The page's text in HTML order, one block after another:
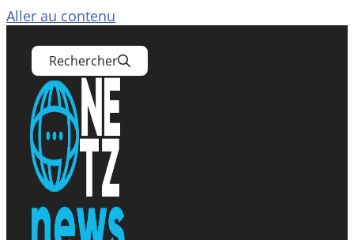
Aller au contenu
Rechercher